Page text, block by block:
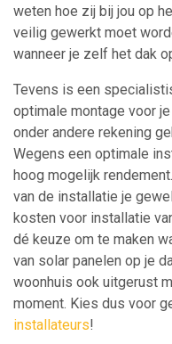
weten hoe zij bij jou op
veilig gewerkt moet
wanneer je zelf het dak
Tevens is een
optimale montage voor
onder andere rekening
Wegens een optimale
hoog mogelijk
van de installatie je
kosten voor installatie
dé keuze om te maken
van solar panelen op je
woonhuis ook uitgerust
moment. Kies dus voor
installateurs!